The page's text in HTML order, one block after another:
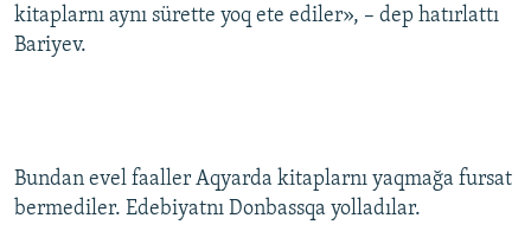
kitaplarnı aynı sürette yoq ete ediler», – dep hatırlattı
Bariyev.
Bundan evel faaller Aqyarda kitaplarnı yaqmağa fursat
bermediler. Edebiyatnı Donbassqa yolladılar.